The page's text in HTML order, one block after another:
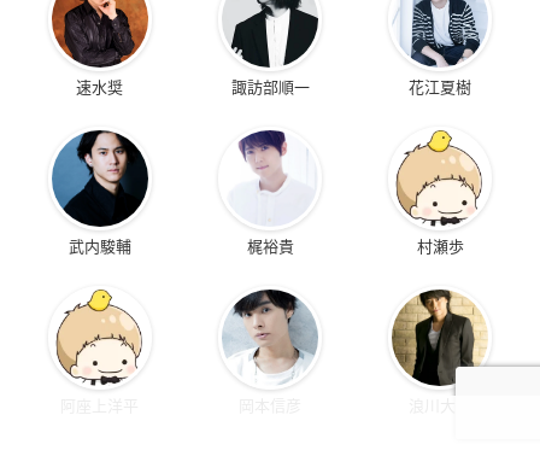
速水奨 諏訪部順一 花江夏樹
武内駿輔 梶裕貴 村瀬歩